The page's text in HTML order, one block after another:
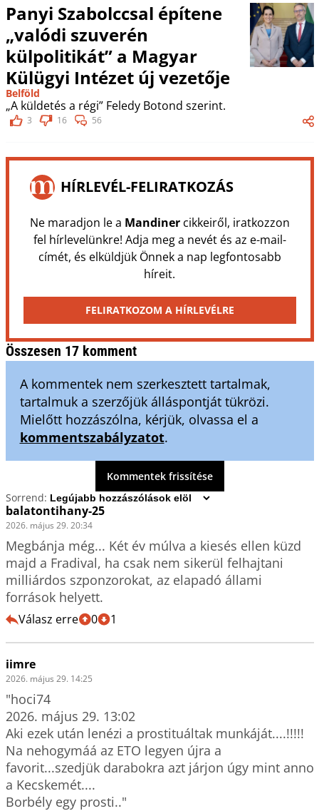
Panyi Szabolccsal építene
„valódi szuverén
külpolitikát” a Magyar
Külügyi Intézet új vezetője
Belföld
„A küldetés a régi” Feledy Botond szerint.
3 16 56
HÍRLEVÉL-FELIRATKOZÁS
Ne maradjon le a Mandinercikkeiről, iratkozzon
fel hírlevelünkre! Adja meg a nevét és az e-mail-
címét, és elküldjük Önnek a nap legfontosabb
híreit.
FELIRATKOZOM A HÍRLEVÉLRE
Összesen 17 komment
A kommentek nem szerkesztett tartalmak,
tartalmuk a szerzőjük álláspontját tükrözi.
Mielőtt hozzászólna, kérjük, olvassa el a
kommentszabályzatot.
Kommentek frissítése
Sorrend:
balatontihany-25
2026. május 29. 20:34
Megbánja még... Két év múlva a kiesés ellen küzd
majd a Fradival, ha csak nem sikerül felhajtani
milliárdos szponzorokat, az elapadó állami
források helyett.
Válasz erre 0 1
iimre
2026. május 29. 14:25
"hoci74
2026. május 29. 13:02
Aki ezek után lenézi a prostituáltak munkáját....!!!!!
Na nehogymáá az ETO legyen újra a
favorit...szedjük darabokra azt járjon úgy mint anno
a Kecskemét....
Borbély egy prosti.."